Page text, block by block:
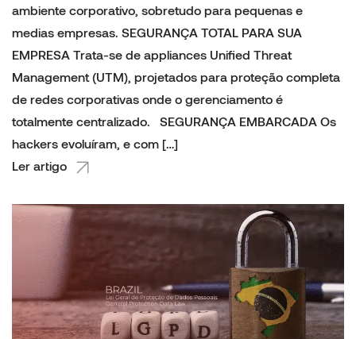
ambiente corporativo, sobretudo para pequenas e
medias empresas. SEGURANÇA TOTAL PARA SUA
EMPRESA Trata-se de appliances Unified Threat
Management (UTM), projetados para proteção completa
de redes corporativas onde o gerenciamento é
totalmente centralizado. SEGURANÇA EMBARCADA Os
hackers evoluíram, e com […]
Ler artigo